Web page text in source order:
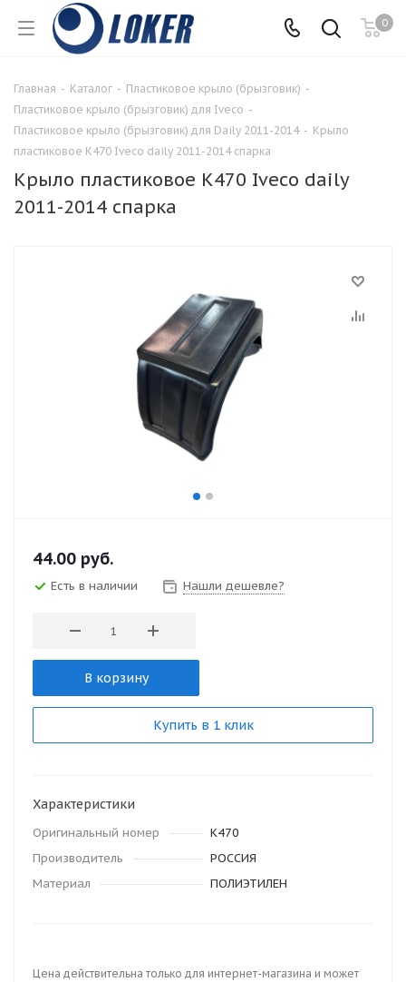
0
Главная - Каталог - Пластиковое крыло (брызговик) -
Пластиковое крыло (брызговик) для Iveco -
Пластиковое крыло (брызговик) для Daily 2011-2014 - Крыло
пластиковое K470 Iveco daily 2011-2014 спарка
Крыло пластиковое K470 Iveco daily
2011-2014 спарка
44.00 руб.
Есть в наличии Нашли дешевле?
В корзину
Купить в 1 клик
Характеристики
Оригинальный номер
K470
Производитель
РОССИЯ
Материал
ПОЛИЭТИЛЕН
Цена действительна только для интернет-магазина и может